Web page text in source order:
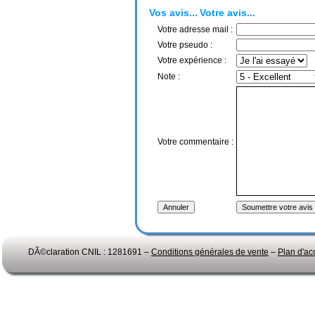
Vos avis... Votre avis...
Votre adresse mail :
Votre pseudo :
Votre expérience :
Note :
Votre commentaire :
DÃ©claration CNIL : 1281691 – Conditions générales de vente – Plan